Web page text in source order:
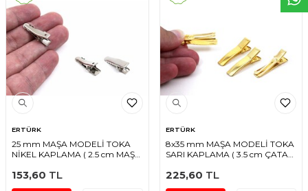
ERTÜRK
25 mm MAŞA MODELİ TOKA
NİKEL KAPLAMA ( 2.5 cm MAŞA
153,60 TL
ERTÜRK
8x35 mm MAŞA MODELİ TOKA
SARI KAPLAMA ( 3.5 cm ÇATAL
225,60 TL